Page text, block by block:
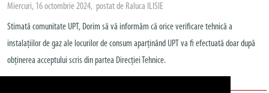
Miercuri, 16 octombrie 2024, postat de Raluca ILISIE
Stimată comunitate UPT, Dorim să vă informăm că orice verificare tehnică a
instalațiilor de gaz ale locurilor de consum aparținând UPT va fi efectuată doar după
obținerea acceptului scris din partea Direcției Tehnice.